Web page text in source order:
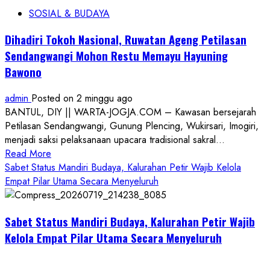
SOSIAL & BUDAYA
Dihadiri Tokoh Nasional, Ruwatan Ageng Petilasan
Sendangwangi Mohon Restu Memayu Hayuning
Bawono
admin Posted on 2 minggu ago
BANTUL, DIY || WARTA-JOGJA.COM – Kawasan bersejarah
Petilasan Sendangwangi, Gunung Plencing, Wukirsari, Imogiri,
menjadi saksi pelaksanaan upacara tradisional sakral...
Read More
more
about
Dihadiri
Nasional,
Ruwatan
Sabet Status Mandiri Budaya, Kalurahan Petir Wajib Kelola
Empat Pilar Utama Secara Menyeluruh
Sabet Status Mandiri Budaya, Kalurahan Petir Wajib
Kelola Empat Pilar Utama Secara Menyeluruh